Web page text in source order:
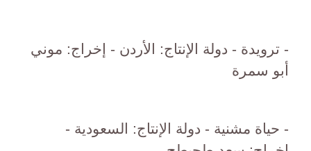
- ترويدة - دولة الإنتاج: الأردن - إخراج: موني
أبو سمرة
- حياة مشنية - دولة الإنتاج: السعودية -